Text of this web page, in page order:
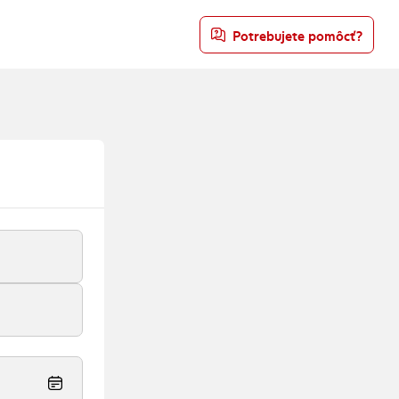
Potrebujete pomôcť?